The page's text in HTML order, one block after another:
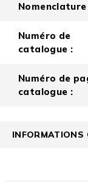
Nomenclature
Numéro de
catalogue :
Numéro de
catalogue :
INFORMATIONS